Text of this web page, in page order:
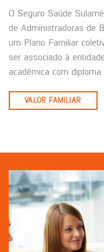
O Seguro Saúde
de Administradoras de
um Plano Familiar
ser associado à
acadêmica com diploma
VALOR FAMILIAR